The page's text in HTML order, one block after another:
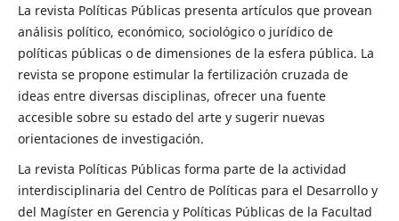
La revista Políticas Públicas presenta artículos que provean
análisis político, económico, sociológico o jurídico de
políticas públicas o de dimensiones de la esfera pública. La
revista se propone estimular la fertilización cruzada de
ideas entre diversas disciplinas, ofrecer una fuente
accesible sobre su estado del arte y sugerir nuevas
orientaciones de investigación.
La revista Políticas Públicas forma parte de la actividad
interdisciplinaria del Centro de Políticas para el Desarrollo y
del Magíster en Gerencia y Políticas Públicas de la Facultad